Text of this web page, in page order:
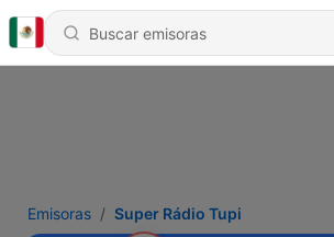
Emisoras Super Rádio Tupi